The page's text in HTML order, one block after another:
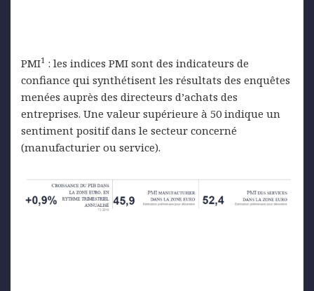
PMI1 : les indices PMI sont des indicateurs de
confiance qui synthétisent les résultats des enquêtes
menées auprès des directeurs d’achats des
entreprises. Une valeur supérieure à 50 indique un
sentiment positif dans le secteur concerné
(manufacturier ou service).